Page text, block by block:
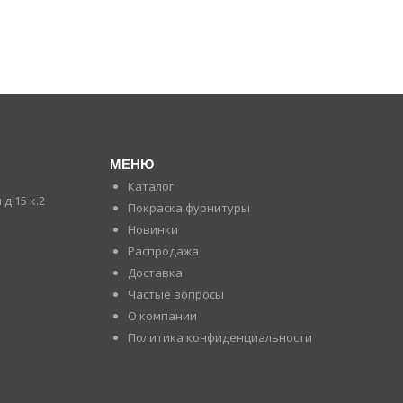
к.2
МЕНЮ
Каталог
Покраска фурнитуры
Новинки
Распродажа
Доставка
Частые вопросы
О компании
Политика конфиденциальности